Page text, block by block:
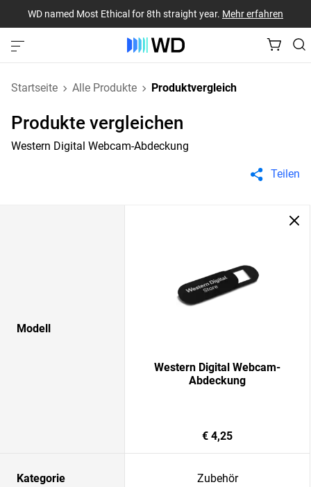
WD named Most Ethical for 8th straight year. Mehr erfahren
Startseite Alle Produkte Produktvergleich
Produkte vergleichen
Western Digital Webcam-Abdeckung
Teilen
Modell
Western Digital Webcam-
Abdeckung
€ 4,25
Kategorie Zubehör